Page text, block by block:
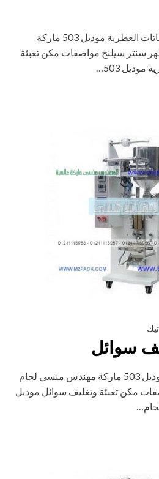
مكن تعبئة وتغليف زيوت النباتات العطرية موديل 503 ماركة
سنتر سيلنج مواصفات مكن تعبئة
503…
سوائل
مكن تعبئة وتغليف سوائل موديل 503 ماركة مهندس منسي لحام
مكن تعبئة وتغليف سوائل موديل